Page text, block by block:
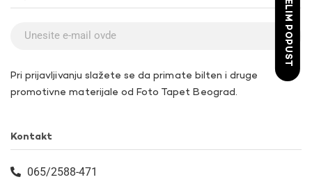
Pri prijavljivanju slažete se da primate bilten i druge
promotivne materijale od Foto Tapet Beograd.
Kontakt
065/2588-471
ŽELIM POPUST